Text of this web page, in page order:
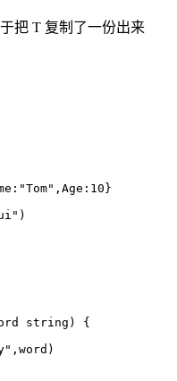
把 T 复制了一份出来
"Tom" ,Age: 10}
)
string ) {
,word)